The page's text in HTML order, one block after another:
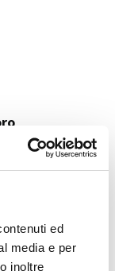
ed
media e per
inoltre